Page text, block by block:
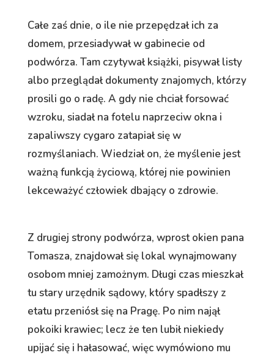
Całe zaś dnie, o ile nie przepędzał ich za
domem, przesiadywał w gabinecie od
podwórza. Tam czytywał książki, pisywał listy
albo przeglądał dokumenty znajomych, którzy
prosili go o radę. A gdy nie chciał forsować
wzroku, siadał na fotelu naprzeciw okna i
zapaliwszy cygaro zatapiał się w
rozmyślaniach. Wiedział on, że myślenie jest
ważną funkcją życiową, której nie powinien
lekceważyć człowiek dbający o zdrowie.
Z drugiej strony podwórza, wprost okien pana
Tomasza, znajdował się lokal wynajmowany
osobom mniej zamożnym. Długi czas mieszkał
tu stary urzędnik sądowy, który spadłszy z
etatu przeniósł się na Pragę. Po nim najął
pokoiki krawiec; lecz że ten lubił niekiedy
upijać się i hałasować, więc wymówiono mu